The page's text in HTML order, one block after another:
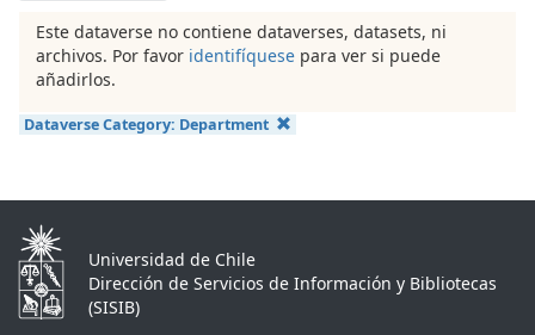
Este dataverse no contiene dataverses, datasets, ni
archivos. Por favor identifíquese para ver si puede
añadirlos.
Dataverse Category: Department
Universidad de Chile
Dirección de Servicios de Información y Bibliotecas
(SISIB)